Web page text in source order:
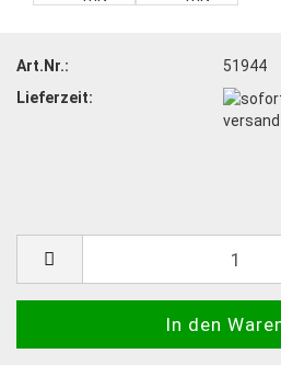
Art.Nr.:
51944
Lieferzeit: